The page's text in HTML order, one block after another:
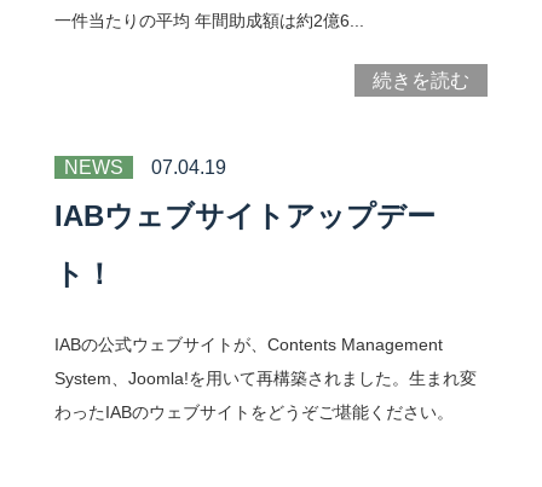
一件当たりの平均 年間助成額は約2億6...
続きを読む
NEWS 07.04.19
IABウェブサイトアップデー
ト！
IABの公式ウェブサイトが、Contents Management
System、Joomla!を用いて再構築されました。生まれ変
わったIABのウェブサイトをどうぞご堪能ください。